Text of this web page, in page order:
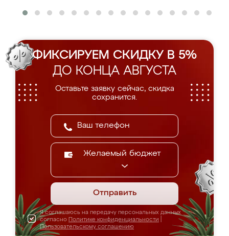
ФИКСИРУЕМ СКИДКУ В 5%
ДО КОНЦА АВГУСТА
Оставьте заявку сейчас, скидка
сохранится.
Желаемый бюджет
Отправить
Я соглашаюсь на передачу персональных данных
согласно Политике конфиденциальности
Пользовательскому соглашению